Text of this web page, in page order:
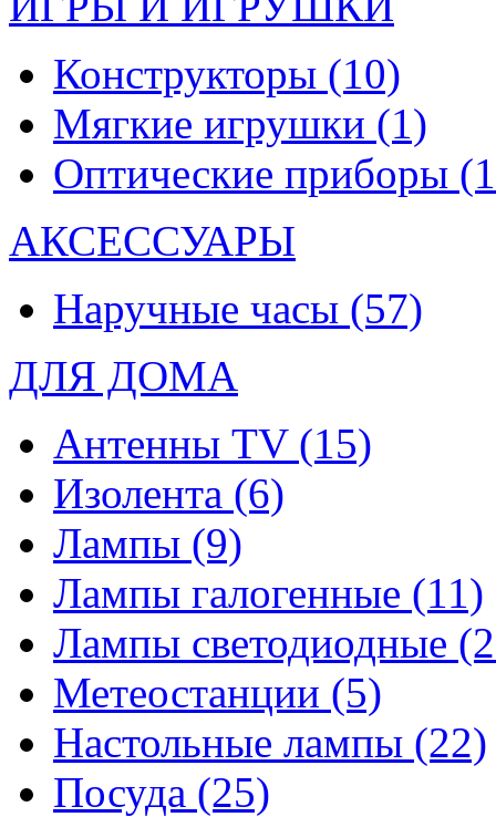
Конструкторы (10)
Мягкие игрушки (1)
Оптические приборы
АКСЕССУАРЫ
Наручные часы (57)
ДЛЯ ДОМА
Антенны TV (15)
Изолента (6)
Лампы (9)
Лампы галогенные (11)
Лампы светодиодные
Метеостанции (5)
Настольные лампы (22)
Посуда (25)